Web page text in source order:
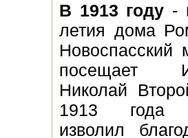
В 1913 году -
летия дома
Новоспасский
посещает
Николай
1913 года
изволил